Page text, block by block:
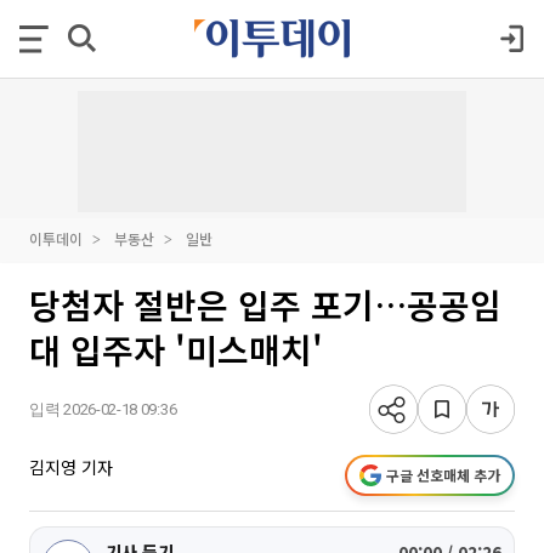
이투데이 부동산 일반
당첨자 절반은 입주 포기…공공임
대 입주자 '미스매치'
입력 2026-02-18 09:36
김지영 기자 구글 선호매체 추가